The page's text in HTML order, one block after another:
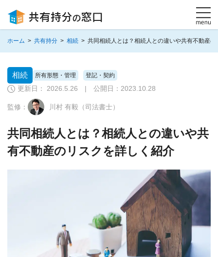
ホーム > 共有持分 > 相続 > 共同相続人とは？相続人との違いや共有不動産
相続 所有形態・管理 登記・契約
更新日： 2026.5.26 | 公開日： 2023.10.28
監修： 川村 有毅（司法書士）
共同相続人とは？相続人との違いや共
有不動産のリスクを詳しく紹介